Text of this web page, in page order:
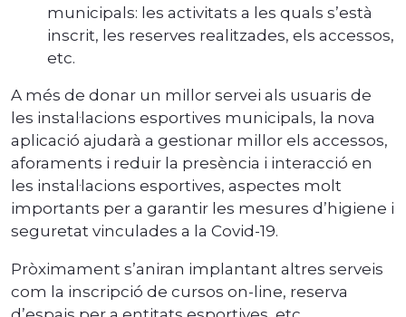
municipals: les activitats a les quals s’està
inscrit, les reserves realitzades, els accessos,
etc.
A més de donar un millor servei als usuaris de
les instal·lacions esportives municipals, la nova
aplicació ajudarà a gestionar millor els accessos,
aforaments i reduir la presència i interacció en
les instal·lacions esportives, aspectes molt
importants per a garantir les mesures d’higiene i
seguretat vinculades a la Covid-19.
Pròximament s’aniran implantant altres serveis
com la inscripció de cursos on-line, reserva